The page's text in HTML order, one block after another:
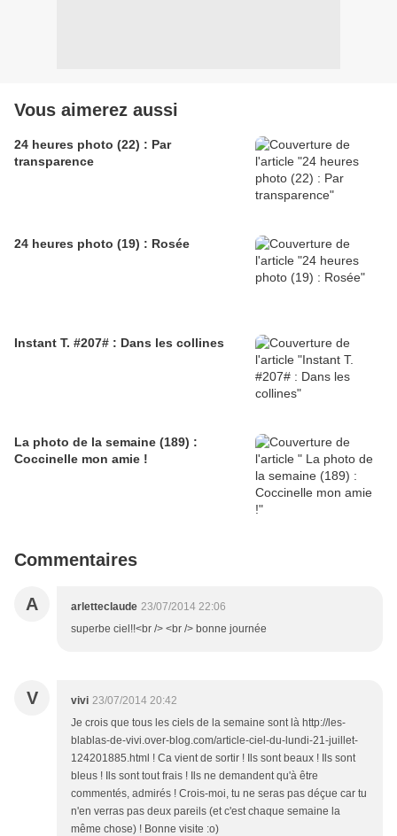
Vous aimerez aussi
24 heures photo (22) : Par
transparence
24 heures photo (19) : Rosée
Instant T. #207# : Dans les collines
La photo de la semaine (189) :
Coccinelle mon amie !
Commentaires
A arletteclaude 23/07/2014 22:06
superbe ciel!!<br /> <br /> bonne journée
V vivi 23/07/2014 20:42
Je crois que tous les ciels de la semaine sont là http://les-
blablas-de-vivi.over-blog.com/article-ciel-du-lundi-21-juillet-
124201885.html ! Ca vient de sortir ! Ils sont beaux ! Ils sont
bleus ! Ils sont tout frais ! Ils ne demandent qu'à être
commentés, admirés ! Crois-moi, tu ne seras pas déçue car tu
n'en verras pas deux pareils (et c'est chaque semaine la
même chose) ! Bonne visite :o)